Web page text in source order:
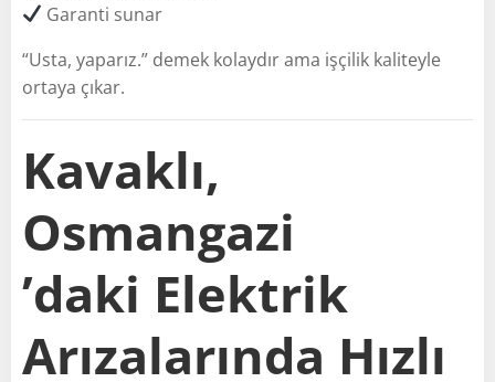
Garanti sunar
“Usta, yaparız.” demek kolaydır ama işçilik kaliteyle
ortaya çıkar.
Kavaklı,
Osmangazi
’daki Elektrik
Arızalarında Hızlı